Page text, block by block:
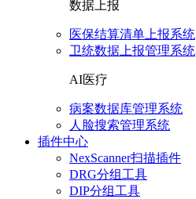
数据上报
医保结算清单上报系统
卫统数据上报管理系统
AI医疗
病案数据库管理系统
人脸搜索管理系统
插件中心
NexScanner扫描插件
DRG分组工具
DIP分组工具